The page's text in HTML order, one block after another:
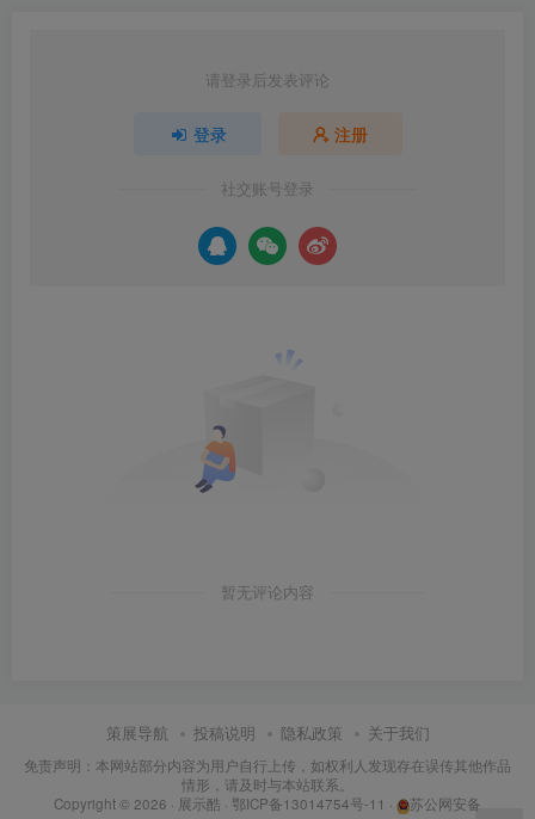
请登录后发表评论
登录 注册
社交账号登录
暂无评论内容
策展导航 投稿说明 隐私政策 关于我们
免责声明：本网站部分内容为用户自行上传，如权利人发现存在误传其他作品
情形，请及时与本站联系。
Copyright © 2026 · 展示酷 · 鄂ICP备13014754号-11 ·
苏公网安备